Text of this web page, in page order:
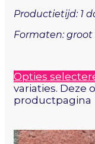
Productietijd: 1
Formaten: groot
Opties
variaties. Deze
productpagina